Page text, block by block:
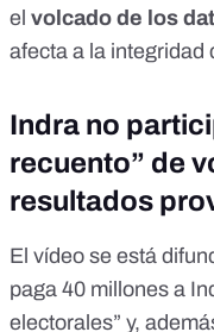
4144?s=20 PEDRO SÁNCHEZ PAGA 40.000.000€ A
INDRA POR EL
INTEGRACIÓN DE
EL GOBIERNO
https://youtu.be/
https://twitter.com/
4897?s=20 DEBO ESTAR HACIÉNDOME VIEJO...PERO
GOBIERNO SE
EN LAS
ABSOLUTAMENTE
el volcado de los
afecta a la integridad
Indra no
recuento” de
resultados
El vídeo se está
paga 40 millones a
electorales” y,